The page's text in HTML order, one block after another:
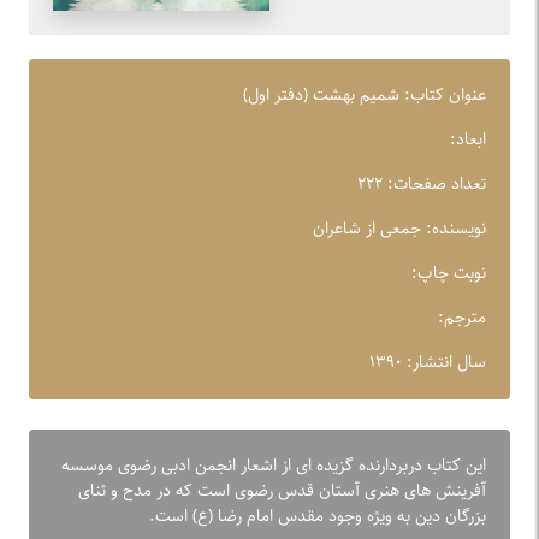
عنوان کتاب: شمیم بهشت (دفتر اول)
ابعاد:
تعداد صفحات: ۲۲۲
نویسنده: جمعی از شاعران
نوبت چاپ:
مترجم:
سال انتشار: ۱۳۹۰
این کتاب دربردارنده گزیده ای از اشعار انجمن ادبی رضوی موسسه
آفرینش های هنری آستان قدس رضوی است که در مدح و ثنای
بزرگان دین به ویژه وجود مقدس امام رضا (ع) است.